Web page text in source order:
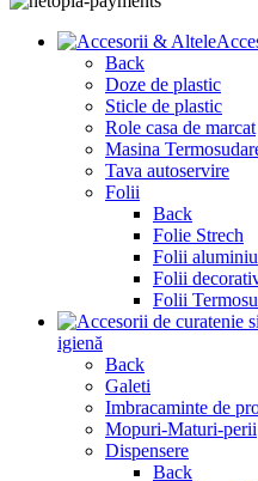
Back
Doze de plastic
Sticle de plastic
Role casa de marcat
Masina
Tava autoservire
Folii
Back
Folie Strech
Folii aluminiu
Folii
Folii
igienă
Back
Galeti
Imbracaminte de
Mopuri-Maturi-perii
Dispensere
Back